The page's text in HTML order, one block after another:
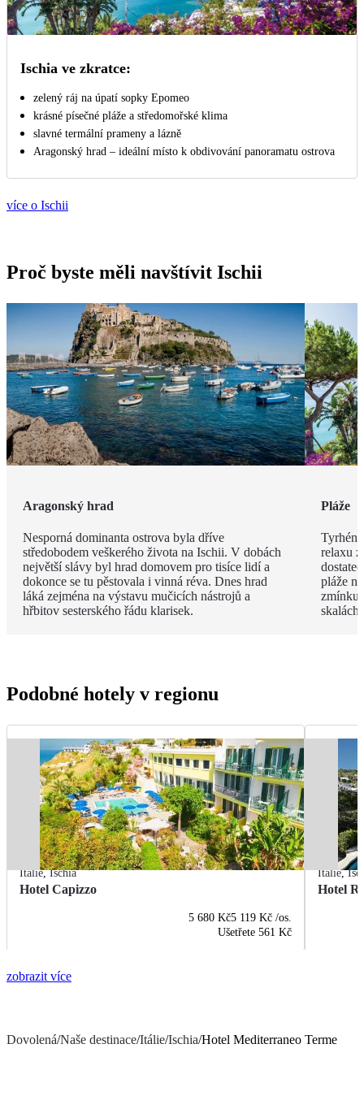
Ischia ve zkratce:
zelený ráj na úpatí sopky Epomeo
krásné písečné pláže a středomořské klima
slavné termální prameny a lázně
Aragonský hrad – ideální místo k obdivování panoramatu ostrova
více o Ischii
Proč byste měli navštívit Ischii
Aragonský hrad
Nesporná dominanta ostrova byla dříve
středobodem veškerého života na Ischii. V dobách
největší slávy byl hrad domovem pro tisíce lidí a
dokonce se tu pěstovala i vinná réva. Dnes hrad
láká zejména na výstavu mučicích nástrojů a
hřbitov sesterského řádu klarisek.
Pláže
relaxu
pláže
zmínku
skalách
Podobné hotely v regionu
Itálie,Ischia
Hotel Capizzo
5 680 Kč5 119 Kč /os.
Ušetřete 561 Kč
Itálie,
Hotel
zobrazit více
Dovolená/Naše destinace/Itálie/Ischia/Hotel Mediterraneo Terme